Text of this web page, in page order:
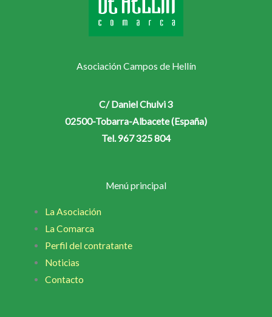
Asociación Campos de Hellín
C/ Daniel Chulvi 3
02500-Tobarra-Albacete (España)
Tel. 967 325 804
Menú principal
La Asociación
La Comarca
Perfil del contratante
Noticias
Contacto